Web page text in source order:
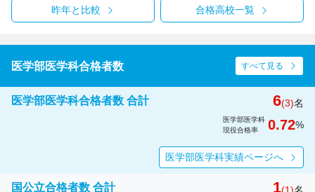
昨年と比較 合格高校一覧
医学部医学科合格者数 すべて見る
医学部医学科合格者数 合計 6(3)名
医学部医学科
現役合格率
0.72%
医学部医学科実績ページへ
国公立合格者数 合計 1